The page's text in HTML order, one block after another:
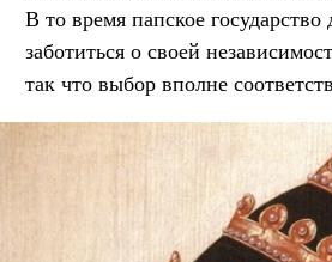
В то время папское
заботиться о своей
так что выбор вполне